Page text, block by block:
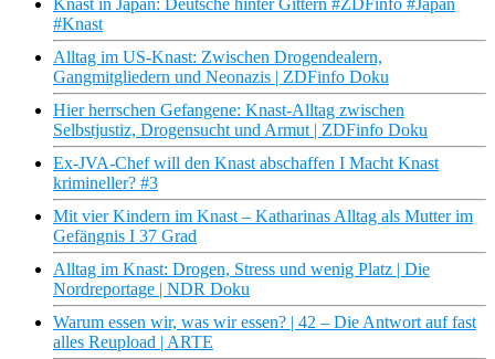
Knast in Japan: Deutsche hinter Gittern #ZDFinfo #Japan
#Knast
Alltag im US-Knast: Zwischen Drogendealern,
Gangmitgliedern und Neonazis | ZDFinfo Doku
Hier herrschen Gefangene: Knast-Alltag zwischen
Selbstjustiz, Drogensucht und Armut | ZDFinfo Doku
Ex-JVA-Chef will den Knast abschaffen I Macht Knast
krimineller? #3
Mit vier Kindern im Knast – Katharinas Alltag als Mutter im
Gefängnis I 37 Grad
Alltag im Knast: Drogen, Stress und wenig Platz | Die
Nordreportage | NDR Doku
Warum essen wir, was wir essen? | 42 – Die Antwort auf fast
alles Reupload | ARTE